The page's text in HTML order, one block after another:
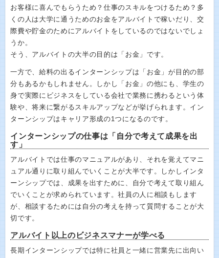
お客様に喜んでもらうため？仕事のスキルをつけるため？多
くの人は大学に通うためのお金をアルバイトで稼いだり、交
際費や貯金のためにアルバイトをしているのではないでしょ
うか。
そう、アルバイトの大半の目的は「お金」です。
一方で、給料の出るインターンシップは「お金」が目的の部
分もあるかもしれません。しかし「お金」の他にも、学生の
身で実際にビジネスをしている会社で業務に携わるという体
験や、将来に繋がるスキルアップなどが挙げられます。イン
ターンシップはキャリア形成の1つになるのです。
インターンシップの仕事は「自分で考えて成果を出
す」
アルバイトでは仕事のマニュアルがあり、それを覚えてマニ
ュアル通りに取り組んでいくことが大半です。しかしインタ
ーンシップでは、成果を出すために、自分で考えて取り組ん
でいくことが求められています。社員の人に相談もします
が、相談するためには自分の考えを持って質問することが大
切です。
アルバイト以上のビジネスマナーが学べる
長期インターンシップでは特に社員と一緒に営業先に出向い